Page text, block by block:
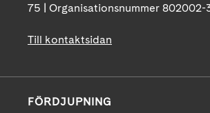
75 | Organisationsnummer 802002-
Till kontaktsidan
FÖRDJUPNING